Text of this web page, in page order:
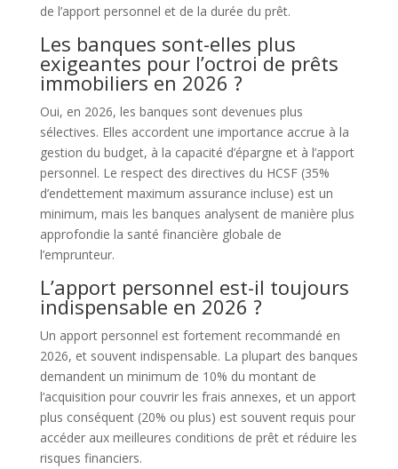
de l’apport personnel et de la durée du prêt.
Les banques sont-elles plus
exigeantes pour l’octroi de prêts
immobiliers en 2026 ?
Oui, en 2026, les banques sont devenues plus
sélectives. Elles accordent une importance accrue à la
gestion du budget, à la capacité d’épargne et à l’apport
personnel. Le respect des directives du HCSF (35%
d’endettement maximum assurance incluse) est un
minimum, mais les banques analysent de manière plus
approfondie la santé financière globale de
l’emprunteur.
L’apport personnel est-il toujours
indispensable en 2026 ?
Un apport personnel est fortement recommandé en
2026, et souvent indispensable. La plupart des banques
demandent un minimum de 10% du montant de
l’acquisition pour couvrir les frais annexes, et un apport
plus conséquent (20% ou plus) est souvent requis pour
accéder aux meilleures conditions de prêt et réduire les
risques financiers.